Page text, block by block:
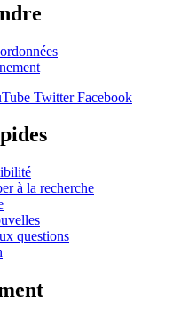
Twitter Facebook
à la recherche
questions